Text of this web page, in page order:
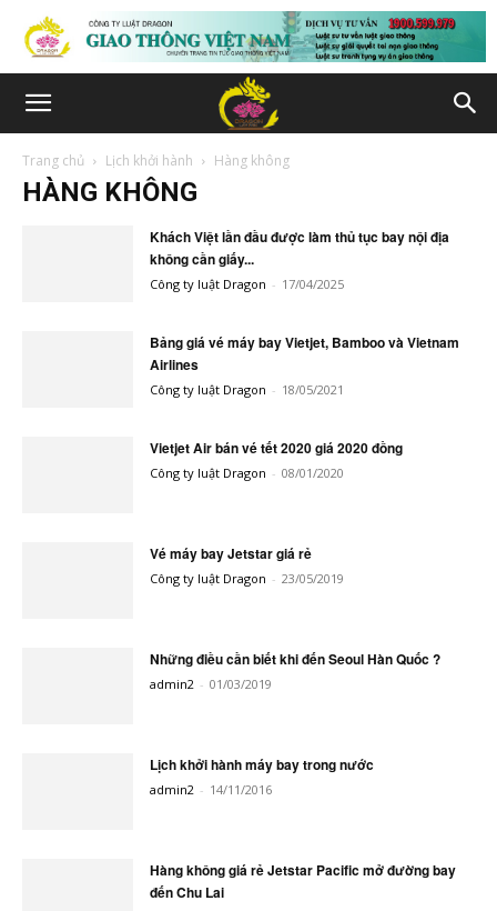
Trang chủ Lịch khởi hành Hàng không
HÀNG KHÔNG
Khách Việt lần đầu được làm thủ tục bay nội địa
không cần giấy...
Công ty luật Dragon - 17/04/2025
Bảng giá vé máy bay Vietjet, Bamboo và Vietnam
Airlines
Công ty luật Dragon - 18/05/2021
Vietjet Air bán vé tết 2020 giá 2020 đồng
Công ty luật Dragon - 08/01/2020
Vé máy bay Jetstar giá rẻ
Công ty luật Dragon - 23/05/2019
Những điều cần biết khi đến Seoul Hàn Quốc ?
admin2 - 01/03/2019
Lịch khởi hành máy bay trong nước
admin2 - 14/11/2016
Hàng không giá rẻ Jetstar Pacific mở đường bay
đến Chu Lai